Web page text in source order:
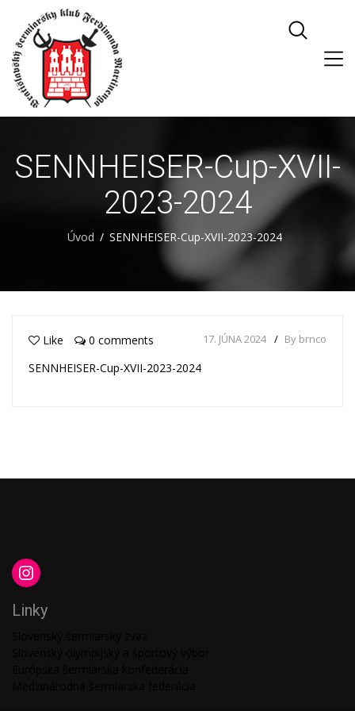
SENNHEISER-Cup-XVII-
2023-2024
Úvod SENNHEISER-Cup-XVII-2023-2024
17. JÚNA 2024 By brnco
Like
0 comments
SENNHEISER-Cup-XVII-2023-2024
Linky